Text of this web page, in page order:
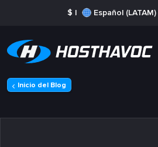
$ | Español (LATAM)
Inicio del Blog